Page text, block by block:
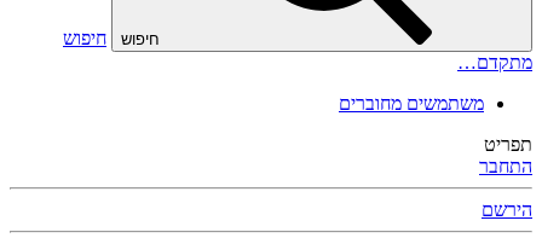
חיפוש
חיפוש
מתקדם…
משתמשים מחוברים
תפריט
התחבר
הירשם